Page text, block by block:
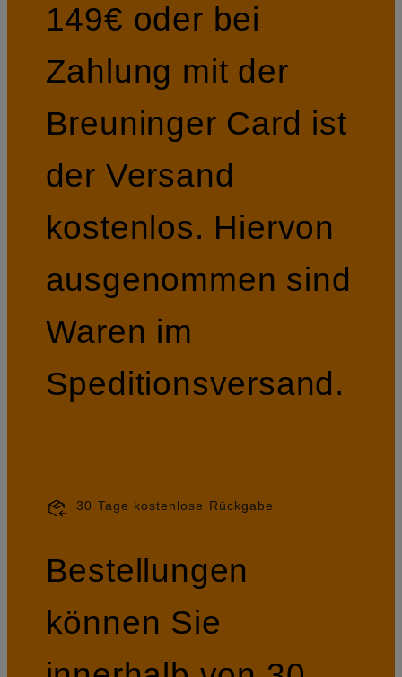
149€ oder bei
Zahlung mit der
Breuninger Card ist
der Versand
kostenlos. Hiervon
ausgenommen sind
Waren im
Speditionsversand.
30 Tage kostenlose Rückgabe
Bestellungen
können Sie